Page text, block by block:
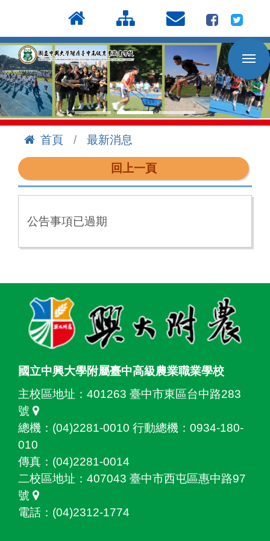
到
主
要
內
容
區
首頁
最新消息
回上一頁
公告事項已過期
國立中興大學附屬臺中高級農業職業學校
主校區地址： 401263 臺中市東區台中路283
號
總機：(04)2281-0010 行動總機：0934-180-
010
傳真：(04)2281-0014
二校區地址： 407043 臺中市西屯區惠中路97
號
電話：(04)2312-1774